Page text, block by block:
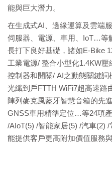
能與巨大潛力。
在生成式AI、邊緣運算及雲端
伺服器、電源、車用、IoT…等
長打下良好基礎，諸如E-Bike
工業電源/ 整合小型化1.4KW
控制器和開關/ AI之動態關鍵
光纖到戶FTTH WiFi7超高速路
陣列麥克風藍牙智慧音箱的先
GNSS車用精準定位…等24項
/AIoT(5) /智能家居(5) /汽車(2)
能提供客戶更高附加價值服務